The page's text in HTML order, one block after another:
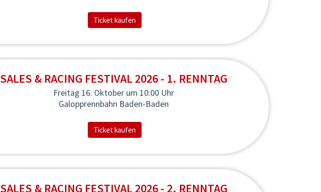
Ticket kaufen
SALES & RACING FESTIVAL 2026 - 1. RENNTAG
Freitag 16. Oktoberum 10:00 Uhr
Galopprennbahn Baden-Baden
Ticket kaufen
SALES & RACING FESTIVAL 2026 - 2. RENNTAG